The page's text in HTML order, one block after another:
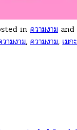
in ความงาม and
ามงาม, ความงาม, เมก